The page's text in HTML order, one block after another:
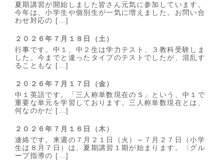
夏期講習が開始しました皆さん元気に参加しています。
今年は、小学生や個別生が一気に増えました。お問い合
わせ対応の […]
２０２６年７月１８日（土）
行事です。中１、中２生は学力テスト、３教科受験しま
した。今までと違ったタイプのテストでしたが、混乱す
ることもな […]
２０２６年７月１７日（金）
中１英語です。「三人称単数現在のＳ」という、中１で
重要な単元を学習しております。三人称単数現在とは、
何なのかだ […]
２０２６年７月１６日（木）
連絡です。来週の７月２１日（火）～７月２７日（小学
生は８月７日）は、夏期講習１期が始まります。〈グル
ープ指導の […]